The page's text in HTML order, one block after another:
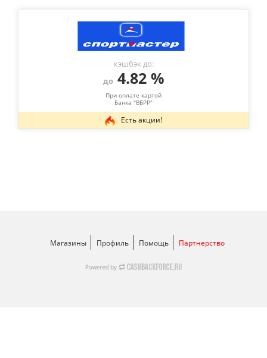
кэшбэк до:
до4.82 %
При оплате картой
Банка "ВБРР"
Есть акции!
Магазины Профиль Помощь Партнерство